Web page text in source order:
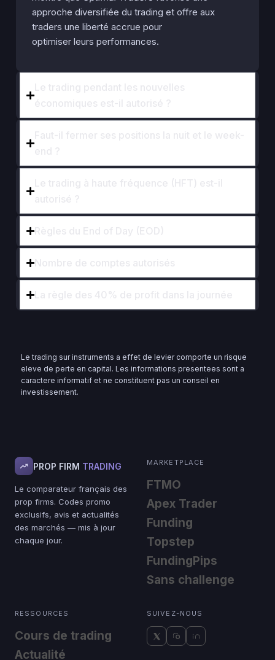
approche diversifiée du trading et offre aux
traders une liberté accrue pour
optimiser leurs performances.
Règles du End of Day (EOD)
Nombre de comptes autorisés
La règle des 40% de profit dans la journée
Le trading sur instruments a effet de levier comporte un risque
eleve de perte en capital. Les informations presentees sont a
caractere informatif et ne constituent pas un conseil en
investissement.
PROP FIRM TRADING
Le comparateur français des
prop firms. Codes promo
exclusifs, avis et actualités
des marchés — mis à jour
chaque jour.
MARKETPLACE
FTMO
Apex Trader
Funding
Topstep
FundingPips
Sans challenge
RESSOURCES
Cours de trading
Actualité
SUIVEZ-NOUS